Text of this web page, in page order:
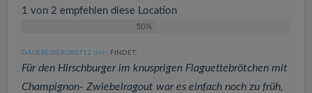
1 von 2 empfehlen diese Location
50%
DAUERESSERGK0712 (399 ) FINDET:
Für den Hirschburger im knusprigen Flaguettebrötchen mit
Champignon- Zwiebelragout war es einfach noch zu früh,